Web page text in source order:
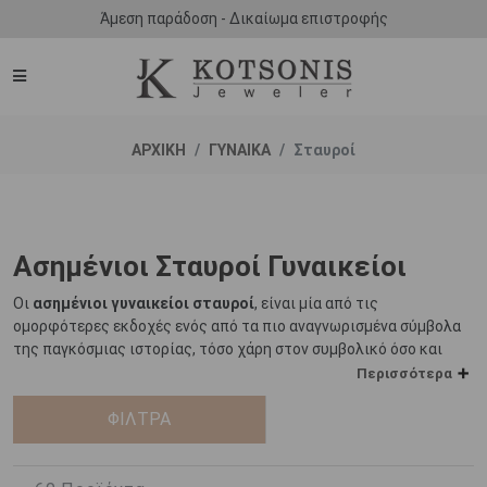
Άμεση παράδοση - Δικαίωμα επιστροφής
ΑΡΧΙΚΗ ΓΥΝΑΙΚΑ Σταυροί
Ασημένιοι Σταυροί Γυναικείοι
Οι ασημένιοι γυναικείοι σταυροί, είναι μία από τις
ομορφότερες εκδοχές ενός από τα πιο αναγνωρισμένα σύμβολα
της παγκόσμιας ιστορίας, τόσο χάρη στον συμβολικό όσο και
Το ασήμι αποτελεί ένα από τα πρώτα μέταλλα που
χρησιμοποιήθηκε για την κατασκευή κοσμημάτων ήδη από την 5
Περισσότερα
ΦΙΛΤΡΑ